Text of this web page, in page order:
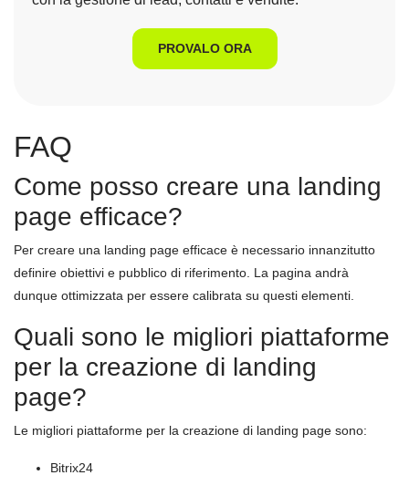
PROVALO ORA
FAQ
Come posso creare una landing
page efficace?
Per creare una landing page efficace è necessario innanzitutto
definire obiettivi e pubblico di riferimento. La pagina andrà
dunque ottimizzata per essere calibrata su questi elementi.
Quali sono le migliori piattaforme
per la creazione di landing
page?
Le migliori piattaforme per la creazione di landing page sono:
Bitrix24